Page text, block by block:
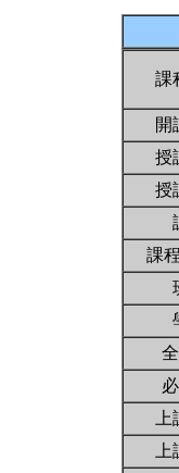
課
開
授
授
課